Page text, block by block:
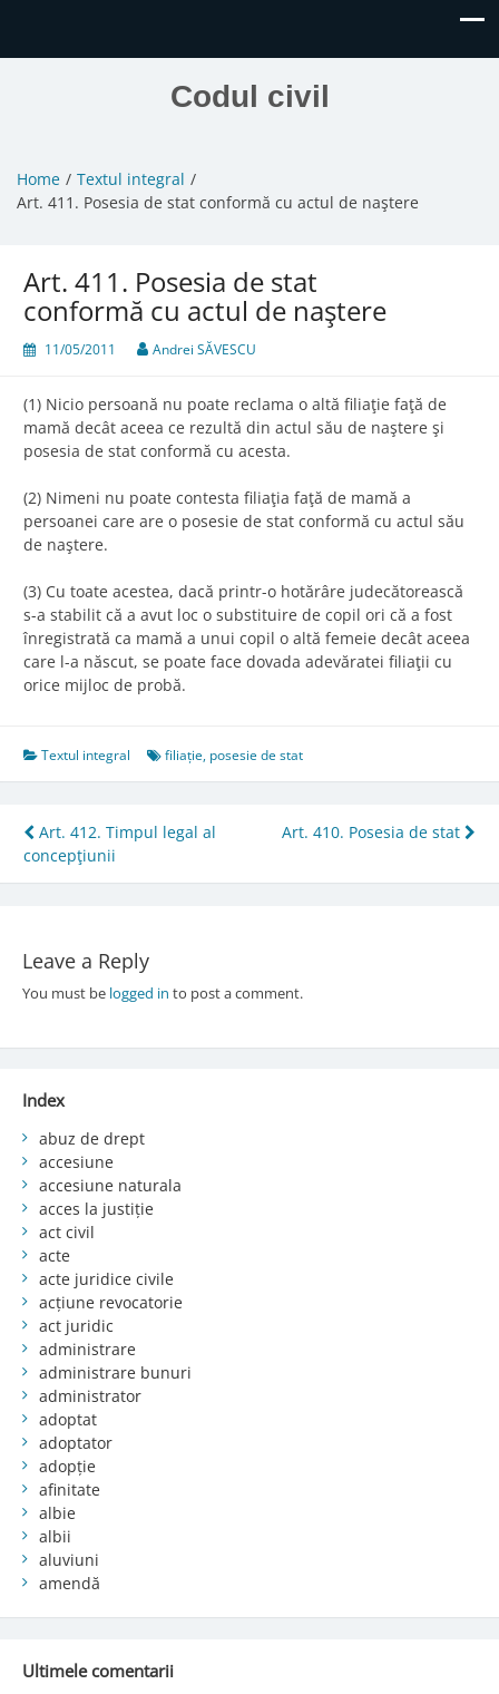
Codul civil
Home
Textul integral
Art. 411. Posesia de stat conformă cu actul de naştere
Art. 411. Posesia de stat
conformă cu actul de naştere
11/05/2011 Andrei SĂVESCU
(1) Nicio persoană nu poate reclama o altă filiaţie faţă de
mamă decât aceea ce rezultă din actul său de naştere şi
posesia de stat conformă cu acesta.
(2) Nimeni nu poate contesta filiaţia faţă de mamă a
persoanei care are o posesie de stat conformă cu actul său
de naştere.
(3) Cu toate acestea, dacă printr-o hotărâre judecătorească
s-a stabilit că a avut loc o substituire de copil ori că a fost
înregistrată ca mamă a unui copil o altă femeie decât aceea
care l-a născut, se poate face dovada adevăratei filiaţii cu
orice mijloc de probă.
Textul integral filiație, posesie de stat
Post
navigation
Art. 412. Timpul legal al
concepţiunii
Art. 410. Posesia de stat
Leave a Reply
You must be logged in to post a comment.
Index
abuz de drept
accesiune
accesiune naturala
acces la justiție
act civil
acte
acte juridice civile
acțiune revocatorie
act juridic
administrare
administrare bunuri
administrator
adoptat
adoptator
adopție
afinitate
albie
albii
aluviuni
amendă
Ultimele comentarii